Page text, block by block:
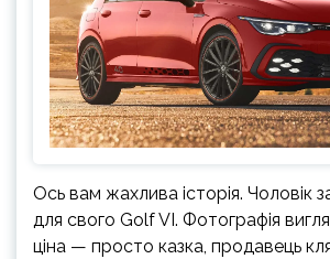
Ось вам жахлива історія. Чоловік
для свого Golf VI. Фотографія
ціна — просто казка, продавець